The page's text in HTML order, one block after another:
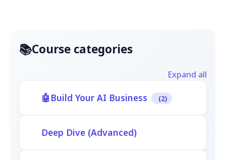
Course categories
Expand all
Build Your AI Business (2)
Deep Dive (Advanced)